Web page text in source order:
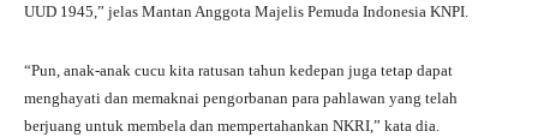
UUD 1945,” jelas Mantan Anggota Majelis Pemuda Indonesia KNPI.
“Pun, anak-anak cucu kita ratusan tahun kedepan juga tetap dapat
menghayati dan memaknai pengorbanan para pahlawan yang telah
berjuang untuk membela dan mempertahankan NKRI,” kata dia.